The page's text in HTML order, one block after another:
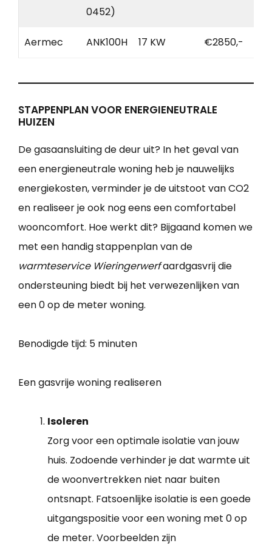
0452)
Aermec ANK100H 17 KW €2850,-
STAPPENPLAN VOOR ENERGIENEUTRALE
HUIZEN
De gasaansluiting de deur uit? In het geval van
een energieneutrale woning heb je nauwelijks
energiekosten, verminder je de uitstoot van CO2
en realiseer je ook nog eens een comfortabel
wooncomfort. Hoe werkt dit? Bijgaand komen we
met een handig stappenplan van de
warmteservice Wieringerwerfaardgasvrij die
ondersteuning biedt bij het verwezenlijken van
een 0 op de meter woning.
Benodigde tijd: 5 minuten
Een gasvrije woning realiseren
Isoleren
Zorg voor een optimale isolatie van jouw
huis. Zodoende verhinder je dat warmte uit
de woonvertrekken niet naar buiten
ontsnapt. Fatsoenlijke isolatie is een goede
uitgangspositie voor een woning met 0 op
de meter. Voorbeelden zijn